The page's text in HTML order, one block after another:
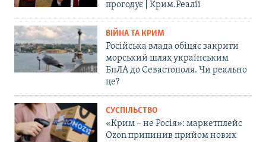
прогодує | Крим.Реалії
ВІЙНА ТА КРИМ
Російська влада обіцяє закрити
морський шлях українським
БпЛА до Севастополя. Чи реально
це?
СУСПІЛЬСТВО
«Крим – не Росія»: маркетплейс
Ozon припинив прийом нових